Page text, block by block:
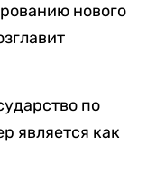
нового
по
является как